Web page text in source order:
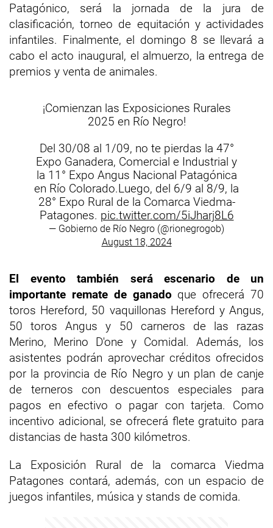
Patagónico, será la jornada de la jura de
clasificación, torneo de equitación y actividades
infantiles. Finalmente, el domingo 8 se llevará a
cabo el acto inaugural, el almuerzo, la entrega de
premios y venta de animales.
¡Comienzan las Exposiciones Rurales
2025 en Río Negro!
Del 30/08 al 1/09, no te pierdas la 47°
Expo Ganadera, Comercial e Industrial y
la 11° Expo Angus Nacional Patagónica
en Río Colorado.Luego, del 6/9 al 8/9, la
28° Expo Rural de la Comarca Viedma-
Patagones. pic.twitter.com/5iJharj8L6
— Gobierno de Río Negro (@rionegrogob)
August 18, 2024
El evento también será escenario de un
importante remate de ganado que ofrecerá 70
toros Hereford, 50 vaquillonas Hereford y Angus,
50 toros Angus y 50 carneros de las razas
Merino, Merino D'one y Comidal. Además, los
asistentes podrán aprovechar créditos ofrecidos
por la provincia de Río Negro y un plan de canje
de terneros con descuentos especiales para
pagos en efectivo o pagar con tarjeta. Como
incentivo adicional, se ofrecerá flete gratuito para
distancias de hasta 300 kilómetros.
La Exposición Rural de la comarca Viedma
Patagones contará, además, con un espacio de
juegos infantiles, música y stands de comida.